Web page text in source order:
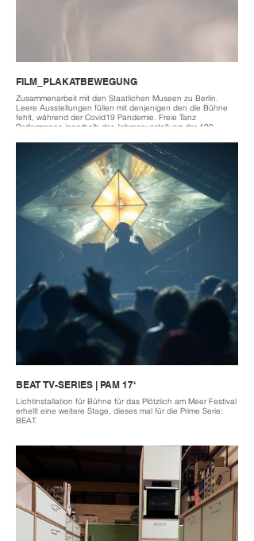
FILM_PLAKATBEWEGUNG
Zusammenarbeit mit den Staatlichen Museen zu Berlin.
Leere Ausstellungen füllen mit denjenigen den die Bühne
fehlt, während der Covid19 Pandemie. Freie Tanz
Performance innerhalb der Jahresausstellung der 100
Collaboration with the State Museums in Berlin. Filling empty
exhibitions with those who are missing their stage during the
Covid19 pandemic. Free dance performance within the
annual exhibition of the 100 best posters 2020.
2021
located Kulturforum Berlin
camera Rianne Wieman
riannewieman.com
BEAT TV-SERIES | PAM 17‘
Lichtinstallation für Bühne für das Plötzlich am Meer Festival
erhellt eine weitere Stage, dieses mal für die Prime Serie:
BEAT.
illuminates again another stage, this time for the Prime
2017 / 2018
located Plötzlich am Meer | Nagle nad Morzem | Poland
build Adrian Knetsch
re-build crofts Berlin
Szenenbild BEAT production | SkenaLux